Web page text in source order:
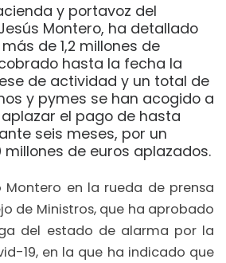
y portavoz del
Montero, ha detallado
de 1,2 millones de
hasta la fecha la
de actividad y un total de
y pymes se han acogido a
el pago de hasta
seis meses, por un
de euros aplazados.
en la rueda de prensa
de Ministros, que ha aprobado
del estado de alarma por la
19, en la que ha indicado que